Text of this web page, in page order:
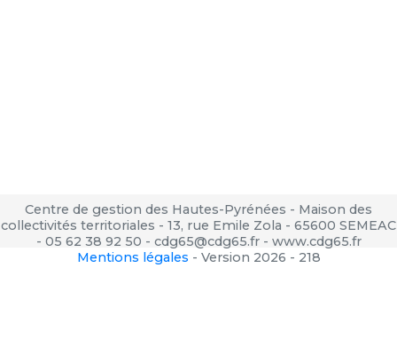
Centre de gestion des Hautes-Pyrénées - Maison des
collectivités territoriales - 13, rue Emile Zola - 65600 SEMEAC
- 05 62 38 92 50 - cdg65@cdg65.fr - www.cdg65.fr
Mentions légales - Version 2026 - 218